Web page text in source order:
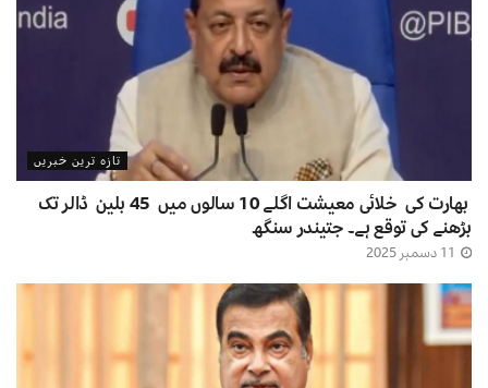
تازہ ترین خبریں
بھارت کی خلائی معیشت اگلے 10 سالوں میں 45 بلین ڈالر تک
بڑھنے کی توقع ہے۔ جتیندر سنگھ